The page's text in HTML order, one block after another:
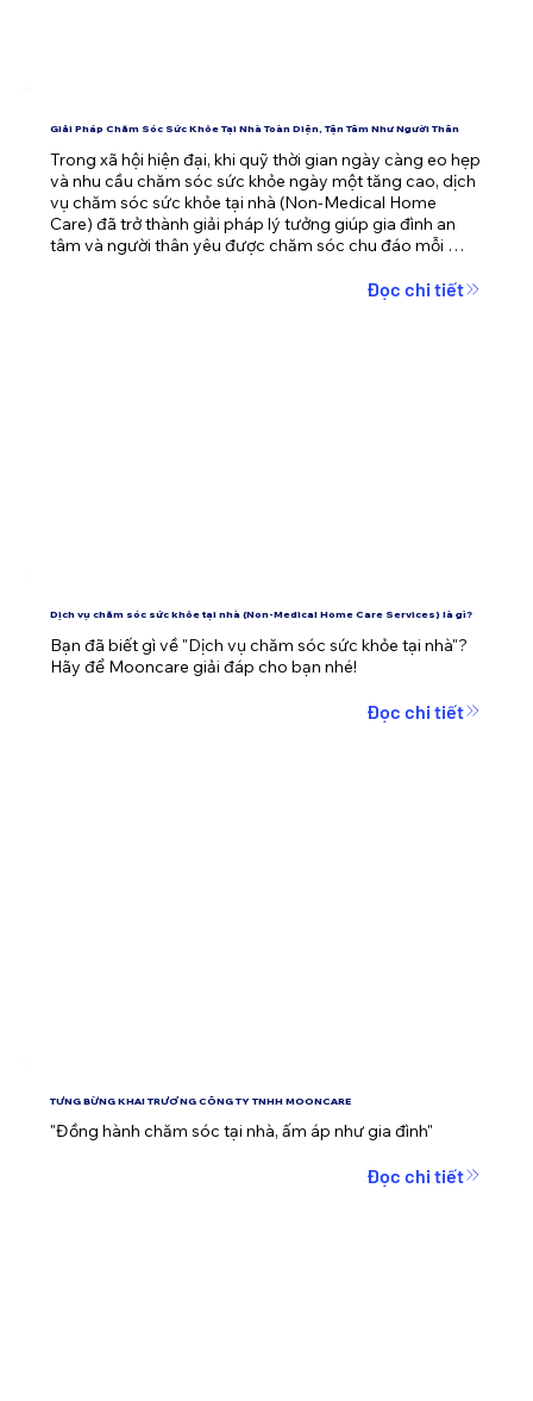
Giải Pháp Chăm Sóc Sức Khỏe Tại Nhà Toàn Diện, Tận Tâm Như Người Thân
Trong xã hội hiện đại, khi quỹ thời gian ngày càng eo hẹp
và nhu cầu chăm sóc sức khỏe ngày một tăng cao, dịch
vụ chăm sóc sức khỏe tại nhà (Non-Medical Home
Care) đã trở thành giải pháp lý tưởng giúp gia đình an
tâm và người thân yêu được chăm sóc chu đáo mỗi
Đọc chi tiết
Dịch vụ chăm sóc sức khỏe tại nhà (Non-Medical Home Care Services) là gì?
Bạn đã biết gì về "Dịch vụ chăm sóc sức khỏe tại nhà"?
Hãy để Mooncare giải đáp cho bạn nhé!
Đọc chi tiết
TƯNG BỪNG KHAI TRƯƠNG CÔNG TY TNHH MOONCARE
"Đồng hành chăm sóc tại nhà, ấm áp như gia đình"
Đọc chi tiết